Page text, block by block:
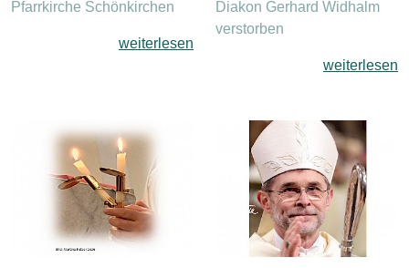
Pfarrkirche Schönkirchen
weiterlesen
Diakon Gerhard Widhalm
verstorben
weiterlesen